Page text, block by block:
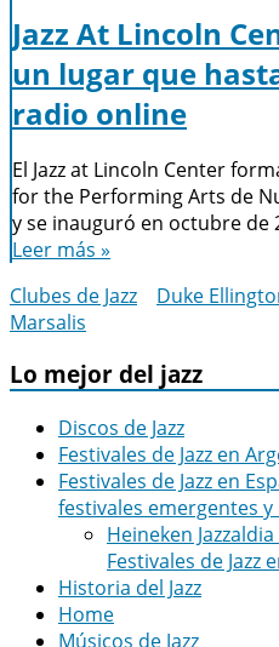
Jazz At Lincoln
un lugar que
radio online
El Jazz at Lincoln Center
for the Performing Arts de
y se inauguró en octubre de
Leer más »
Clubes de Jazz
Duke
Marsalis
Lo mejor del jazz
Discos de Jazz
Festivales de Jazz en
Festivales de Jazz en
festivales emergentes y
Heineken
Festivales de Jazz
Historia del Jazz
Home
Músicos de Jazz